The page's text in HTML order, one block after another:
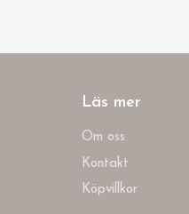
Läs mer
Om oss
Kontakt
Köpvillkor